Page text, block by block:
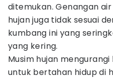
ditemukan. Genangan
hujan juga tidak sesuai
kumbang ini yang
yang kering.
Musim hujan
untuk bertahan hidup di